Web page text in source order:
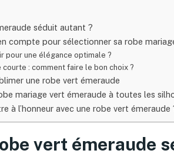
séduit autant ?
compte pour sélectionner sa robe
pour une élégance optimale ?
courte : comment faire le bon choix ?
une robe vert émeraude
mariage vert émeraude à toutes les
à l’honneur avec une robe vert émeraude
vert émeraude